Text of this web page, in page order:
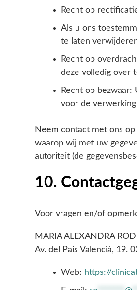
Recht op
Als u ons
te laten
Recht op
deze volledig over
Recht op
voor de
Neem contact met ons
waarop wij met uw
autoriteit (de
10.
Voor vragen en/of
MARIA ALEXANDRA
Av. del País Valencià, 19.
Web: https://